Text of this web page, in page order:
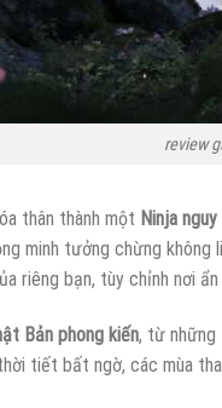
review
thân thành một Ninja
minh tưởng chừng
riêng bạn, tùy chỉnh nơi
Bản phong kiến, từ những
tiết bất ngờ, các mùa